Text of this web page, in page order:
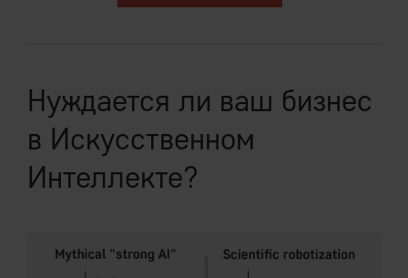
Нуждается ли ваш бизнес
в Искусственном
Интеллекте?